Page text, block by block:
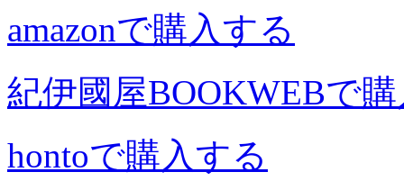
amazonで購入する
紀伊國屋BOOKWEBで
hontoで購入する